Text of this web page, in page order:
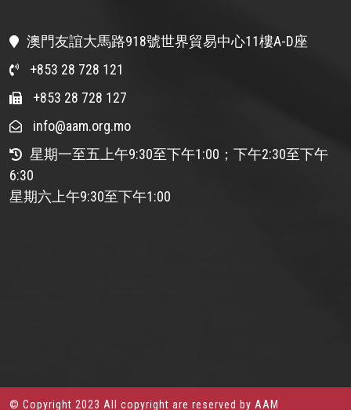
澳門友誼大馬路918號世界貿易中心11樓A-D座
+853 28 728 121
+853 28 728 127
info@aam.org.mo
星期一至五上午9:30至下午1:00；下午2:30至下午
6:30
星期六上午9:30至下午1:00
© Copyright 2023 All copyright are reserved by AAM